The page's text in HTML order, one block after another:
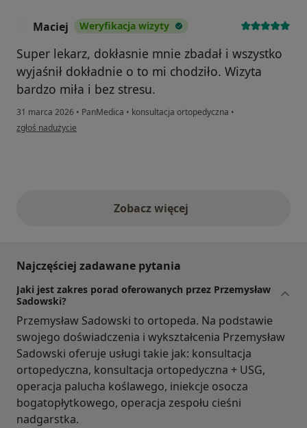
Maciej Weryfikacja wizyty
Super lekarz, dokłasnie mnie zbadał i wszystko
wyjaśnił dokładnie o to mi chodziło. Wizyta
bardzo miła i bez stresu.
31 marca 2026 • PanMedica • konsultacja ortopedyczna •
w opinii użytkownika Maciej
zgłoś nadużycie
Zobacz więcejopinie powyżej
Najczęściej zadawane pytania
Jaki jest zakres porad oferowanych przez Przemysław
Sadowski?
Przemysław Sadowski to ortopeda. Na podstawie
swojego doświadczenia i wykształcenia Przemysław
Sadowski oferuje usługi takie jak: konsultacja
ortopedyczna, konsultacja ortopedyczna + USG,
operacja palucha koślawego, iniekcje osocza
bogatopłytkowego, operacja zespołu cieśni
nadgarstka.